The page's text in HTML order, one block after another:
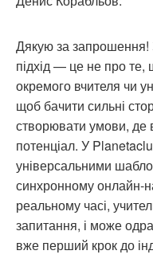
Дякую за запрошення!
підхід — це не про
окремого вчителя чи
щоб бачити сильні
створювати умови, де
потенціал. У
універсальними
синхронному онлайн-
реальному часі,
запитання, і може
вже перший крок до